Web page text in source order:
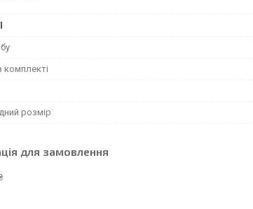
комплекті
розмір
для замовлення